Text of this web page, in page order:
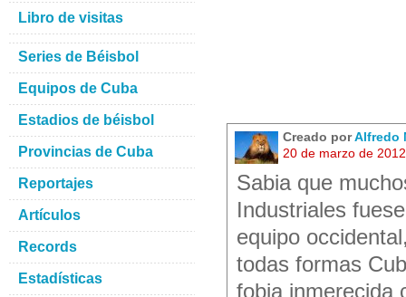
Creado porAlfredo
20 de marzo de
Sabia que
Industriales
equipo
todas formas
fobia inmerecida
Libro de visitas
Series de Béisbol
Equipos de Cuba
Estadios de béisbol
Provincias de Cuba
Reportajes
Artículos
Records
Estadísticas